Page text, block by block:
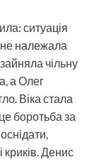
ситуація
належала
чільну
а Олег
Віка стала
боротьба за
Денис